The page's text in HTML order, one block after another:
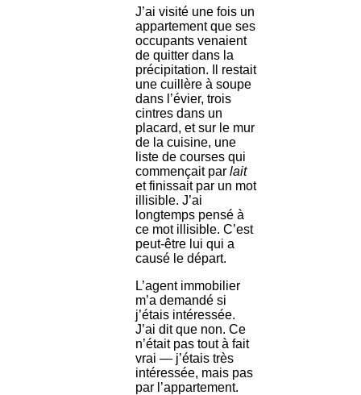
J’ai visité une fois un
appartement que ses
occupants venaient
de quitter dans la
précipitation. Il restait
une cuillère à soupe
dans l’évier, trois
cintres dans un
placard, et sur le mur
de la cuisine, une
liste de courses qui
commençait par lait
et finissait par un mot
illisible. J’ai
longtemps pensé à
ce mot illisible. C’est
peut-être lui qui a
causé le départ.
L’agent immobilier
m’a demandé si
j’étais intéressée.
J’ai dit que non. Ce
n’était pas tout à fait
vrai — j’étais très
intéressée, mais pas
par l’appartement.